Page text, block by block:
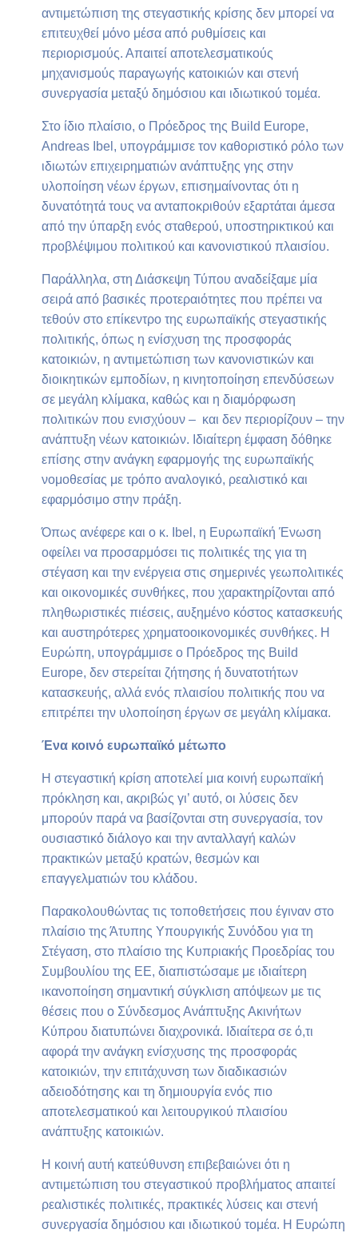
αντιμετώπιση της στεγαστικής κρίσης δεν μπορεί να
επιτευχθεί μόνο μέσα από ρυθμίσεις και
περιορισμούς. Απαιτεί αποτελεσματικούς
μηχανισμούς παραγωγής κατοικιών και στενή
συνεργασία μεταξύ δημόσιου και ιδιωτικού τομέα.
Στο ίδιο πλαίσιο, ο Πρόεδρος της Build Europe,
Andreas Ibel, υπογράμμισε τον καθοριστικό ρόλο των
ιδιωτών επιχειρηματιών ανάπτυξης γης στην
υλοποίηση νέων έργων, επισημαίνοντας ότι η
δυνατότητά τους να ανταποκριθούν εξαρτάται άμεσα
από την ύπαρξη ενός σταθερού, υποστηρικτικού και
προβλέψιμου πολιτικού και κανονιστικού πλαισίου.
Παράλληλα, στη Διάσκεψη Τύπου αναδείξαμε μία
σειρά από βασικές προτεραιότητες που πρέπει να
τεθούν στο επίκεντρο της ευρωπαϊκής στεγαστικής
πολιτικής, όπως η ενίσχυση της προσφοράς
κατοικιών, η αντιμετώπιση των κανονιστικών και
διοικητικών εμποδίων, η κινητοποίηση επενδύσεων
σε μεγάλη κλίμακα, καθώς και η διαμόρφωση
πολιτικών που ενισχύουν – και δεν περιορίζουν – την
ανάπτυξη νέων κατοικιών. Ιδιαίτερη έμφαση δόθηκε
επίσης στην ανάγκη εφαρμογής της ευρωπαϊκής
νομοθεσίας με τρόπο αναλογικό, ρεαλιστικό και
εφαρμόσιμο στην πράξη.
Όπως ανέφερε και ο κ. Ibel, η Ευρωπαϊκή Ένωση
οφείλει να προσαρμόσει τις πολιτικές της για τη
στέγαση και την ενέργεια στις σημερινές γεωπολιτικές
και οικονομικές συνθήκες, που χαρακτηρίζονται από
πληθωριστικές πιέσεις, αυξημένο κόστος κατασκευής
και αυστηρότερες χρηματοοικονομικές συνθήκες. Η
Ευρώπη, υπογράμμισε ο Πρόεδρος της Build
Europe, δεν στερείται ζήτησης ή δυνατοτήτων
κατασκευής, αλλά ενός πλαισίου πολιτικής που να
επιτρέπει την υλοποίηση έργων σε μεγάλη κλίμακα.
Ένα κοινό ευρωπαϊκό μέτωπο
Η στεγαστική κρίση αποτελεί μια κοινή ευρωπαϊκή
πρόκληση και, ακριβώς γι’ αυτό, οι λύσεις δεν
μπορούν παρά να βασίζονται στη συνεργασία, τον
ουσιαστικό διάλογο και την ανταλλαγή καλών
πρακτικών μεταξύ κρατών, θεσμών και
επαγγελματιών του κλάδου.
Παρακολουθώντας τις τοποθετήσεις που έγιναν στο
πλαίσιο της Άτυπης Υπουργικής Συνόδου για τη
Στέγαση, στο πλαίσιο της Κυπριακής Προεδρίας του
Συμβουλίου της ΕΕ, διαπιστώσαμε με ιδιαίτερη
ικανοποίηση σημαντική σύγκλιση απόψεων με τις
θέσεις που ο Σύνδεσμος Ανάπτυξης Ακινήτων
Κύπρου διατυπώνει διαχρονικά. Ιδιαίτερα σε ό,τι
αφορά την ανάγκη ενίσχυσης της προσφοράς
κατοικιών, την επιτάχυνση των διαδικασιών
αδειοδότησης και τη δημιουργία ενός πιο
αποτελεσματικού και λειτουργικού πλαισίου
ανάπτυξης κατοικιών.
Η κοινή αυτή κατεύθυνση επιβεβαιώνει ότι η
αντιμετώπιση του στεγαστικού προβλήματος απαιτεί
ρεαλιστικές πολιτικές, πρακτικές λύσεις και στενή
συνεργασία δημόσιου και ιδιωτικού τομέα. Η Ευρώπη